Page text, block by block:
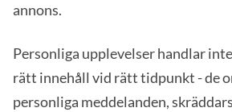
annons.
Personliga upplevelser handlar
rätt innehåll vid rätt tidpunkt - de
personliga meddelanden,